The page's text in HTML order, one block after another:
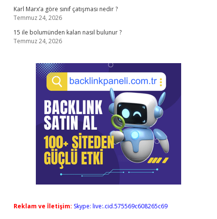
Karl Marx’a göre sınıf çatışması nedir ?
Temmuz 24, 2026
15 ile bolumünden kalan nasıl bulunur ?
Temmuz 24, 2026
Reklam ve İletişim: Skype: live:.cid.575569c608265c69